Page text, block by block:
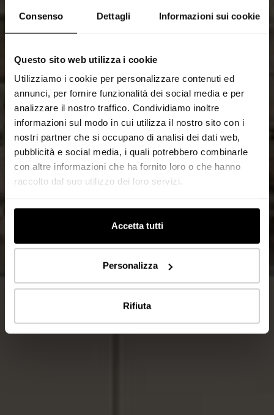
Consenso Dettagli Informazioni sui cookie
Questo sito web utilizza i cookie
Utilizziamo i cookie per personalizzare contenuti ed
annunci, per fornire funzionalità dei social media e per
analizzare il nostro traffico. Condividiamo inoltre
informazioni sul modo in cui utilizza il nostro sito con i
nostri partner che si occupano di analisi dei dati web,
pubblicità e social media, i quali potrebbero combinarle
con altre informazioni che ha fornito loro o che hanno
raccolto dal suo utilizzo dei loro servizi.
Accetta tutti
Personalizza
Rifiuta